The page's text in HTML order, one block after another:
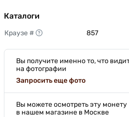
Каталоги
Краузе # 857
Вы получите именно то, что
на фотографии
Запросить еще фото
Вы можете осмотреть эту монету
в нашем магазине в Москве